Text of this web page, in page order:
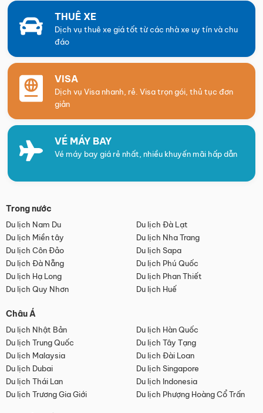
THUÊ XE
Dịch vụ thuê xe giá tốt từ các nhà xe uy tín và chu
đáo
VISA
Dịch vụ Visa nhanh, rẻ. Visa trọn gói, thủ tục đơn
giản
VÉ MÁY BAY
Vé máy bay giá rẻ nhất, nhiều khuyến mãi hấp dẫn
Trong nước
Du lịch Nam Du
Du lịch Đà Lạt
Du lịch Miền tây
Du lịch Nha Trang
Du lịch Côn Đảo
Du lịch Sapa
Du lịch Đà Nẵng
Du lịch Phú Quốc
Du lịch Hạ Long
Du lịch Phan Thiết
Du lịch Quy Nhơn
Du lịch Huế
Châu Á
Du lịch Nhật Bản
Du lịch Hàn Quốc
Du lịch Trung Quốc
Du lịch Tây Tạng
Du lịch Malaysia
Du lịch Đài Loan
Du lịch Dubai
Du lịch Singapore
Du lịch Thái Lan
Du lịch Indonesia
Du lịch Trương Gia Giới
Du lịch Phượng Hoàng Cổ Trấn